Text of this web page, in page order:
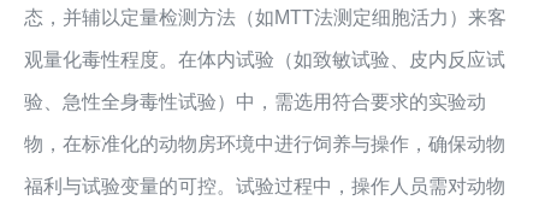
态，并辅以定量检测方法（如MTT法测定细胞活力）来客
观量化毒性程度。在体内试验（如致敏试验、皮内反应试
验、急性全身毒性试验）中，需选用符合要求的实验动
物，在标准化的动物房环境中进行饲养与操作，确保动物
福利与试验变量的可控。试验过程中，操作人员需对动物